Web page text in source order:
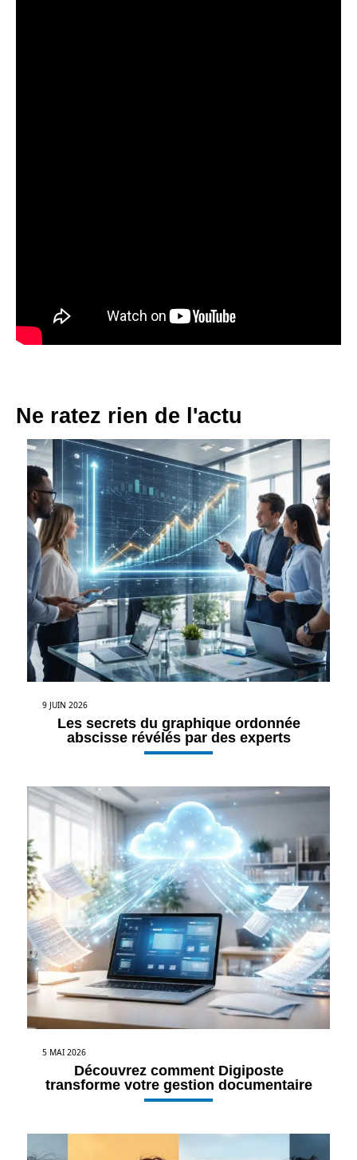
Ne ratez rien de l'actu
9 JUIN 2026
Les secrets du graphique ordonnée
abscisse révélés par des experts
5 MAI 2026
Découvrez comment Digiposte
transforme votre gestion documentaire